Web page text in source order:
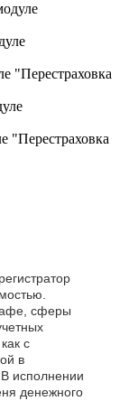
"Перестраховка
"Перестраховка
сферы
с
в
исполнении
денежного